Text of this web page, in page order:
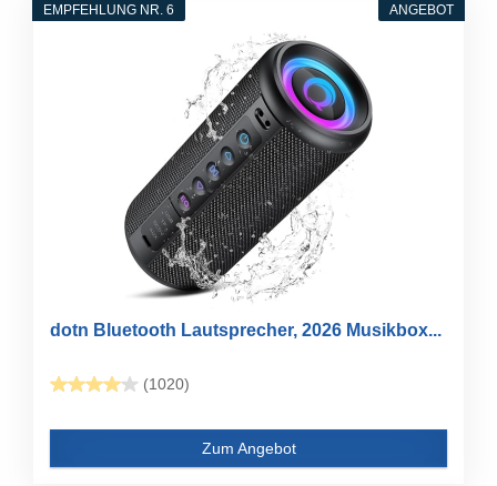
ANGEBOT
EMPFEHLUNG NR. 6
dotn Bluetooth Lautsprecher, 2026 Musikbox...
(1020)
Zum Angebot